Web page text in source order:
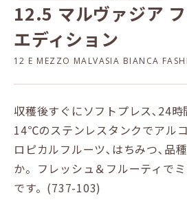
12.5 マルヴァジア
エディション
12 E MEZZO MALVASIA BIANCA
収穫後すぐにソフトプレス､24
14℃のステンレスタンクでアル
ロピカルフルーツ､はちみつ､品
か。フレッシュ＆フルーティで
です。(737-103)